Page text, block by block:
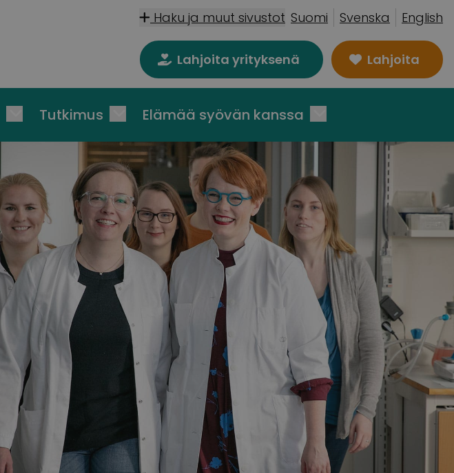
Haku ja muut sivustot Suomi Svenska English
Lahjoita yrityksenä Lahjoita
Tutkimus Elämää syövän kanssa